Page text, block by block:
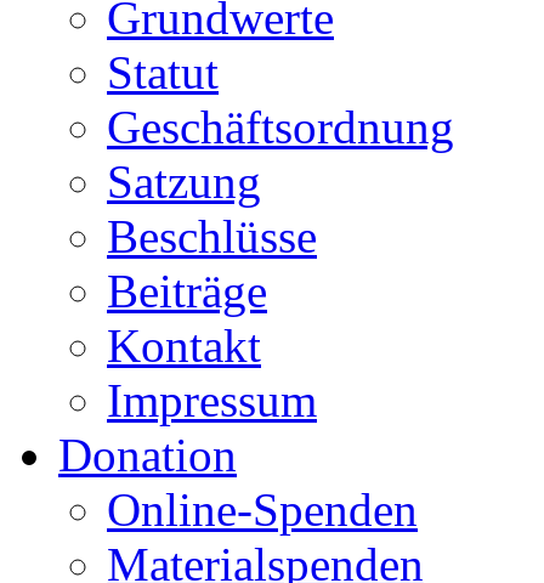
Grundwerte
Statut
Geschäftsordnung
Satzung
Beschlüsse
Beiträge
Kontakt
Impressum
Donation
Online-Spenden
Materialspenden